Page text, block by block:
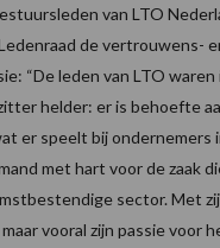
van LTO
de vertrouwens-
“De leden van LTO
helder: er is behoefte
er speelt bij ondernemers
met hart voor de zaak
sector. Met
vooral zijn passie voor